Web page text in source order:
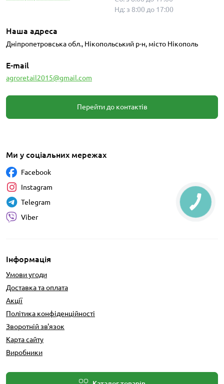
Нд: з 8:00 до 17:00
Наша адреса
Дніпропетровська обл., Нікопольський р-н, місто Нікополь
E-mail
agroretail2015@gmail.com
Перейти до контактів
Інформація
Умови угоди
Доставка та оплата
Акції
Політика конфіденційності
Зворотній зв'язок
Карта сайту
Виробники
Ми у соціальних мережах
Facebook
Instagram
Telegram
Viber